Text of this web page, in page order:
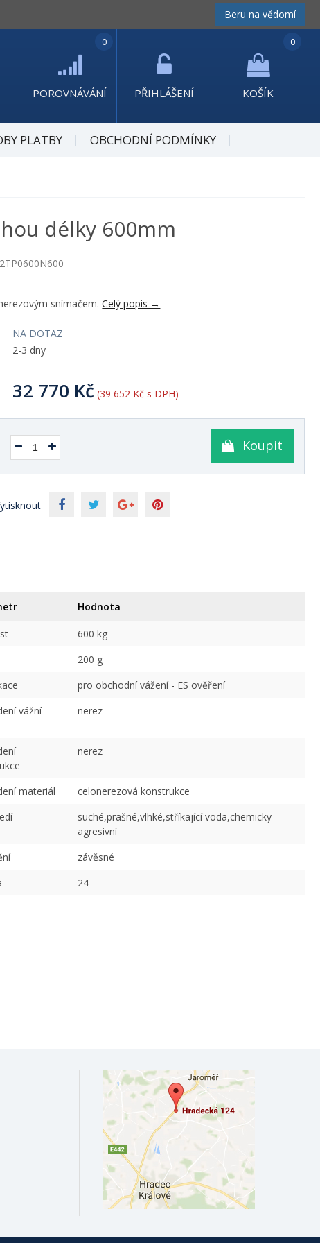
Beru na vědomí
POROVNÁVÁNÍ
0
PŘIHLÁŠENÍ KOŠÍK
0
PLATBY OBCHODNÍ PODMÍNKY
délky 600mm
snímačem.Celý popis →
NA DOTAZ
2-3 dny
32 770 Kč (39 652 Kč s DPH)
Koupit
Hodnota
600 kg
200 g
pro obchodní vážení - ES ověření
vážní
nerez
nerez
materiál
celonerezová konstrukce
suché,prašné,vlhké,stříkající voda,chemicky
agresivní
závěsné
24